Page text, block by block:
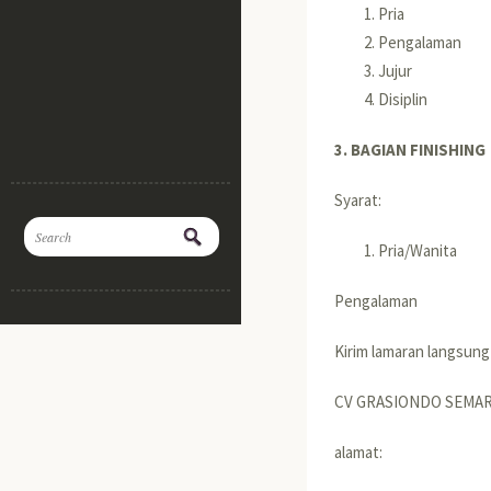
Pria
Pengalaman
Jujur
Disiplin
3. BAGIAN FINISHING
Syarat:
Pria/Wanita
Pengalaman
Kirim lamaran
CV GRASIONDO
alamat: